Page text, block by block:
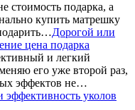
стоимость подарка, а
купить матрешку
Дорогой или
цена подарка
и легкий
его уже второй раз,
эффектов не…
уколов